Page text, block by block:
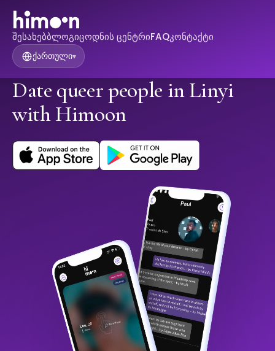
შესახებბლოგიცოდნის ცენტრიFAQკონტაქტი
ქართული▾
Date queer people in Linyi
with Himoon